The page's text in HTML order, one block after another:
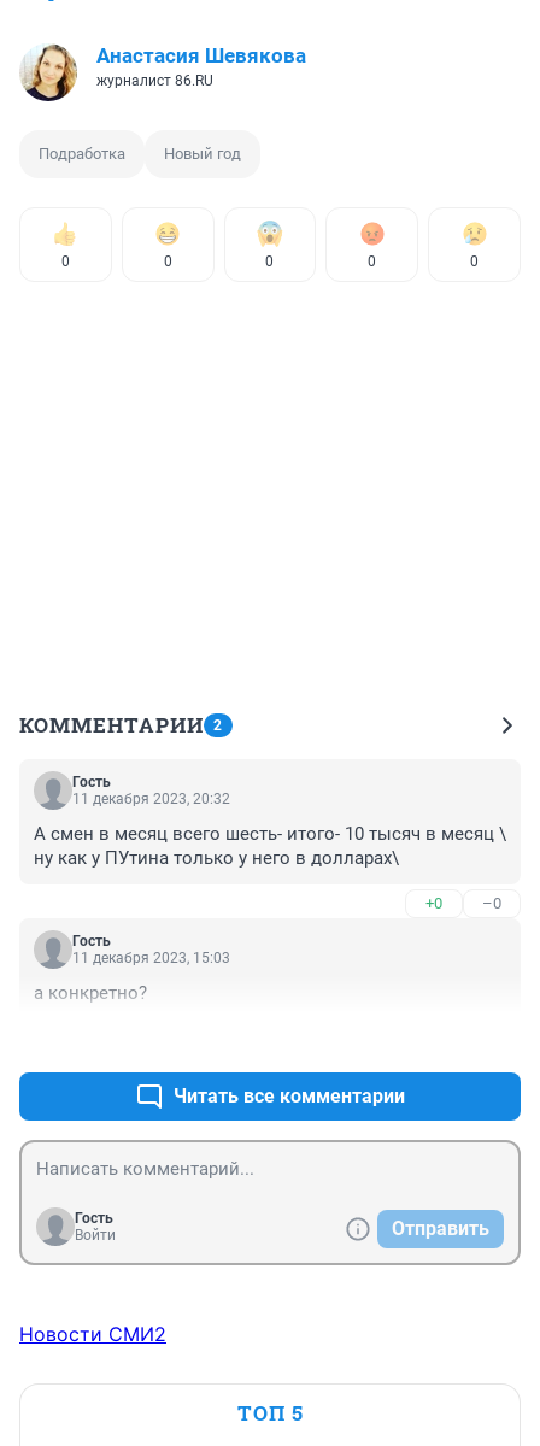
Анастасия Шевякова
журналист 86.RU
Подработка Новый год
0 0 0 0 0
КОММЕНТАРИИ 2
Гость
11 декабря 2023, 20:32
А смен в месяц всего шесть- итого- 10 тысяч в месяц \
ну как у ПУтина только у него в долларах\
+0 –0
Гость
11 декабря 2023, 15:03
а конкретно?
Читать все комментарии
Гость
Войти
Отправить
Новости СМИ2
ТОП 5